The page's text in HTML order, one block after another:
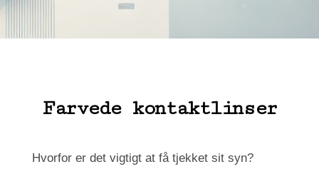
Farvede kontaktlinser
Hvorfor er det vigtigt at få tjekket sit syn?